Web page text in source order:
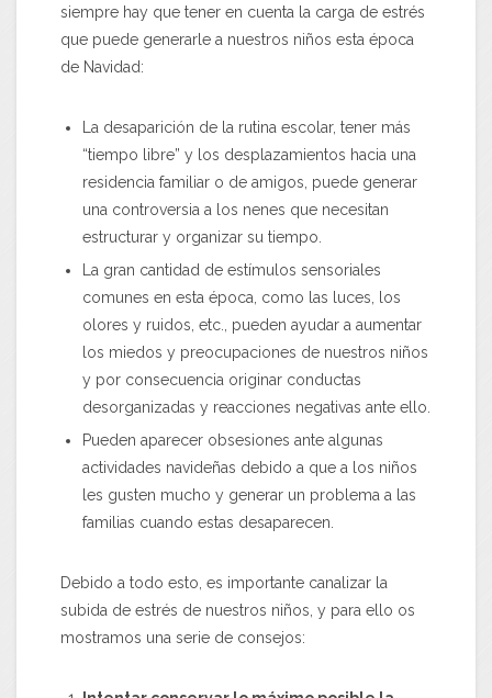
siempre hay que tener en cuenta la carga de estrés
que puede generarle a nuestros niños esta época
de Navidad:
La desaparición de la rutina escolar, tener más
“tiempo libre” y los desplazamientos hacia una
residencia familiar o de amigos, puede generar
una controversia a los nenes que necesitan
estructurar y organizar su tiempo.
La gran cantidad de estímulos sensoriales
comunes en esta época, como las luces, los
olores y ruidos, etc., pueden ayudar a aumentar
los miedos y preocupaciones de nuestros niños
y por consecuencia originar conductas
desorganizadas y reacciones negativas ante ello.
Pueden aparecer obsesiones ante algunas
actividades navideñas debido a que a los niños
les gusten mucho y generar un problema a las
familias cuando estas desaparecen.
Debido a todo esto, es importante canalizar la
subida de estrés de nuestros niños, y para ello os
mostramos una serie de consejos: